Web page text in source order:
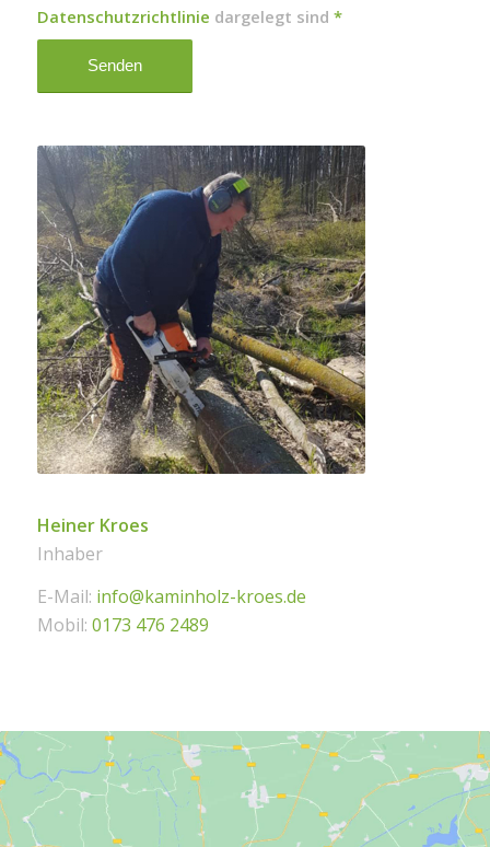
Datenschutzrichtlinie dargelegt sind *
Heiner Kroes
Inhaber
E-Mail: info@kaminholz-kroes.de
Mobil: 0173 476 2489